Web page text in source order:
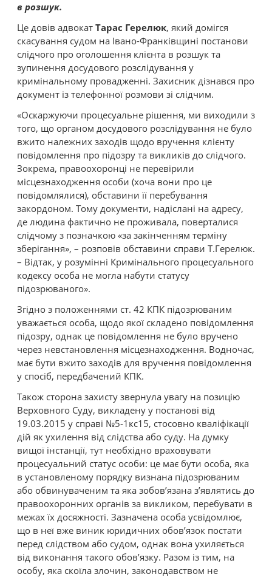
в розшук.
Це довів адвокат Тарас Герелюк, який домігся
скасування судом на Івано-Франківщині постанови
слідчого про оголошення клієнта в розшук та
зупинення досудового розслідування у
кримінальному провадженні. Захисник дізнався про
документ із телефонної розмови зі слідчим.
«Оскаржуючи процесуальне рішення, ми виходили з
того, що органом досудового розслідування не було
вжито належних заходів щодо вручення клієнту
повідомлення про підозру та викликів до слідчого.
Зокрема, правоохоронці не перевірили
місцезнаходження особи (хоча вони про це
повідомлялися), обставини її перебування
закордоном. Тому документи, надіслані на адресу,
де людина фактично не проживала, поверталися
слідчому з позначкою «за закінченням терміну
зберігання», – розповів обставини справи Т.Герелюк.
– Відтак, у розумінні Кримінального процесуального
кодексу особа не могла набути статусу
підозрюваного».
Згідно з положеннями ст. 42 КПК підозрюваним
уважається особа, щодо якої складено повідомлення
підозру, однак це повідомлення не було вручено
через невстановлення місцезнаходження. Водночас,
має бути вжито заходів для вручення повідомлення
у спосіб, передбачений КПК.
Також сторона захисту звернула увагу на позицію
Верховного Суду, викладену у постанові від
19.03.2015 у справі №5-1кс15, стосовно кваліфікації
дій як ухилення від слідства або суду. На думку
вищої інстанції, тут необхідно враховувати
процесуальний статус особи: це має бути особа, яка
в установленому порядку визнана підозрюваним
або обвинуваченим та яка зобов’язана з’являтись до
правоохоронних органів за викликом, перебувати в
межах їх досяжності. Зазначена особа усвідомлює,
що в неї вже виник юридичних обов’язок постати
перед слідством або судом, однак вона ухиляється
від виконання такого обов’язку. Разом із тим, на
особу, яка скоїла злочин, законодавством не